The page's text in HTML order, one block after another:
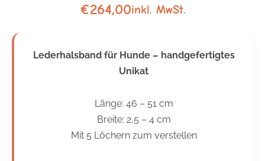
€264,00inkl. MwSt.
Lederhalsband für Hunde – handgefertigtes
Unikat
Länge: 46 – 51 cm
Breite: 2,5 – 4 cm
Mit 5 Löchern zum verstellen